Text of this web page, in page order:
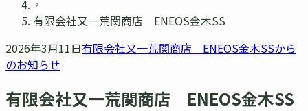
有限会社又一荒関商店 ENEOS金木SS
2026年3月11日有限会社又一荒関商店 ENEOS金木SSから
のお知らせ
有限会社又一荒関商店 ENEOS金木SS